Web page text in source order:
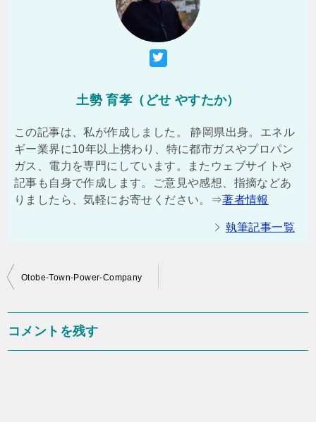
土勢 育孝（どせ やすたか）
この記事は、私が作成しました。 静岡県出身。エネル
ギー業界に10年以上携わり、特に都市ガスやプロパン
ガス、電力を専門にしています。またウェブサイトや
記事も自身で作成します。ご意見や感想、指摘などあ
りましたら、気軽にお寄せください。⇒著者情報
執筆記事一覧
投
Otobe-Town-Power-Company
コメントを残す